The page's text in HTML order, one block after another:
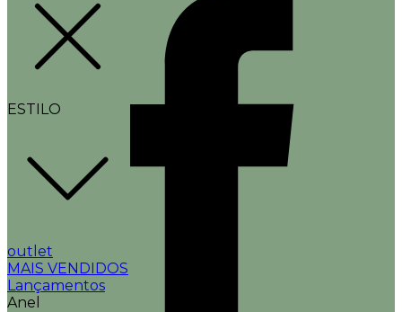
ESTILO
outlet
MAIS VENDIDOS
Lançamentos
Anel